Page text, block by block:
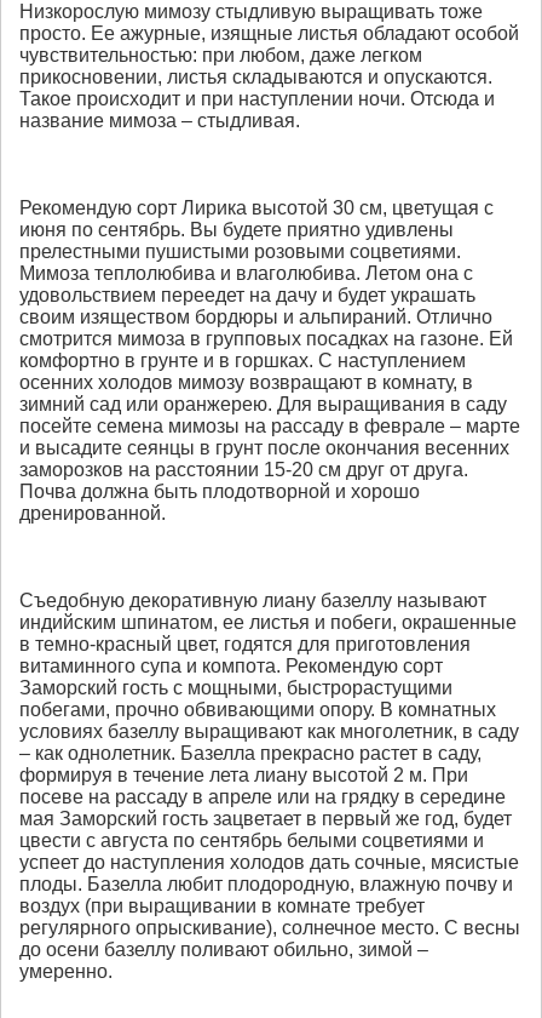
Низкорослую мимозу стыдливую выращивать тоже
просто. Ее ажурные, изящные листья обладают особой
чувствительностью: при любом, даже легком
прикосновении, листья складываются и опускаются.
Такое происходит и при наступлении ночи. Отсюда и
название мимоза – стыдливая.
Рекомендую сорт Лирика высотой 30 см, цветущая с
июня по сентябрь. Вы будете приятно удивлены
прелестными пушистыми розовыми соцветиями.
Мимоза теплолюбива и влаголюбива. Летом она с
удовольствием переедет на дачу и будет украшать
своим изяществом бордюры и альпираний. Отлично
смотрится мимоза в групповых посадках на газоне. Ей
комфортно в грунте и в горшках. С наступлением
осенних холодов мимозу возвращают в комнату, в
зимний сад или оранжерею. Для выращивания в саду
посейте семена мимозы на рассаду в феврале – марте
и высадите сеянцы в грунт после окончания весенних
заморозков на расстоянии 15-20 см друг от друга.
Почва должна быть плодотворной и хорошо
дренированной.
Съедобную декоративную лиану базеллу называют
индийским шпинатом, ее листья и побеги, окрашенные
в темно-красный цвет, годятся для приготовления
витаминного супа и компота. Рекомендую сорт
Заморский гость с мощными, быстрорастущими
побегами, прочно обвивающими опору. В комнатных
условиях базеллу выращивают как многолетник, в саду
– как однолетник. Базелла прекрасно растет в саду,
формируя в течение лета лиану высотой 2 м. При
посеве на рассаду в апреле или на грядку в середине
мая Заморский гость зацветает в первый же год, будет
цвести с августа по сентябрь белыми соцветиями и
успеет до наступления холодов дать сочные, мясистые
плоды. Базелла любит плодородную, влажную почву и
воздух (при выращивании в комнате требует
регулярного опрыскивание), солнечное место. С весны
до осени базеллу поливают обильно, зимой –
умеренно.